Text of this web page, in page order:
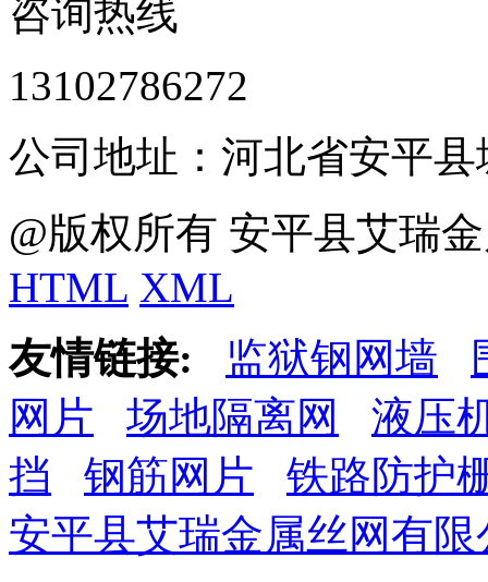
咨询热线
13102786272
公司地址：河北省安平
@版权所有 安平县艾瑞
HTML XML
友情链接:
监狱钢网墙
网片
场地隔离网
液压
挡
钢筋网片
铁路防护
安平县艾瑞金属丝网有限